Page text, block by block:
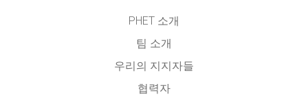
PHET 소개
팀 소개
우리의 지지자들
협력자